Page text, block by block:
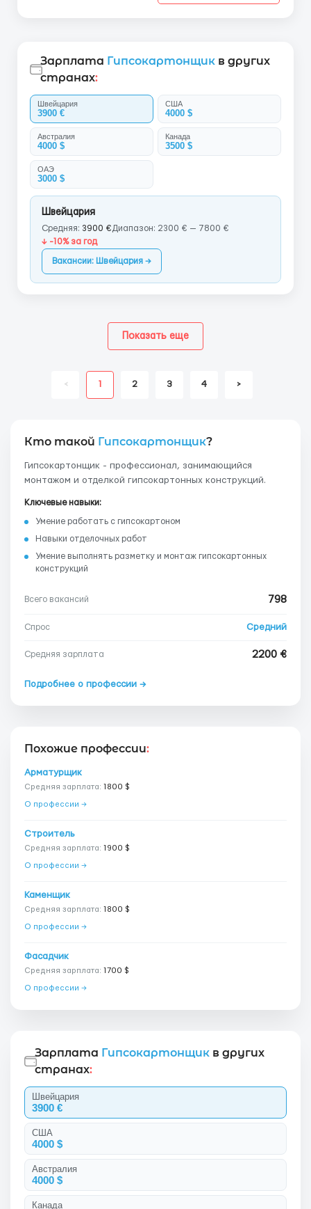
Зарплата Гипсокартонщик в других
странах:
Швейцария
3900 €
США
4000 $
Австралия
4000 $
Канада
3500 $
ОАЭ
3000 $
Швейцария
Средняя: 3900 € Диапазон: 2300 € — 7800 €
↓ -10% за год
Вакансии: Швейцария →
< 1 2 3 4 >
Показать еще
Кто такой Гипсокартонщик?
Гипсокартонщик - профессионал, занимающийся
монтажом и отделкой гипсокартонных конструкций.
Ключевые навыки:
Умение работать с гипсокартоном
Навыки отделочных работ
Умение выполнять разметку и монтаж гипсокартонных
конструкций
Всего вакансий 798
Спрос Средний
Средняя зарплата 2200 €
Подробнее о профессии →
Похожие профессии:
Арматурщик
Средняя зарплата: 1800 $
О профессии →
Строитель
Средняя зарплата: 1900 $
О профессии →
Каменщик
Средняя зарплата: 1800 $
О профессии →
Фасадчик
Средняя зарплата: 1700 $
О профессии →
Зарплата Гипсокартонщик в других
странах:
Швейцария
3900 €
США
4000 $
Австралия
4000 $
Канада